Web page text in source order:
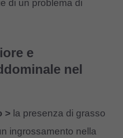
di un problema di
e
nel
> la presenza di grasso
ingrossamento nella